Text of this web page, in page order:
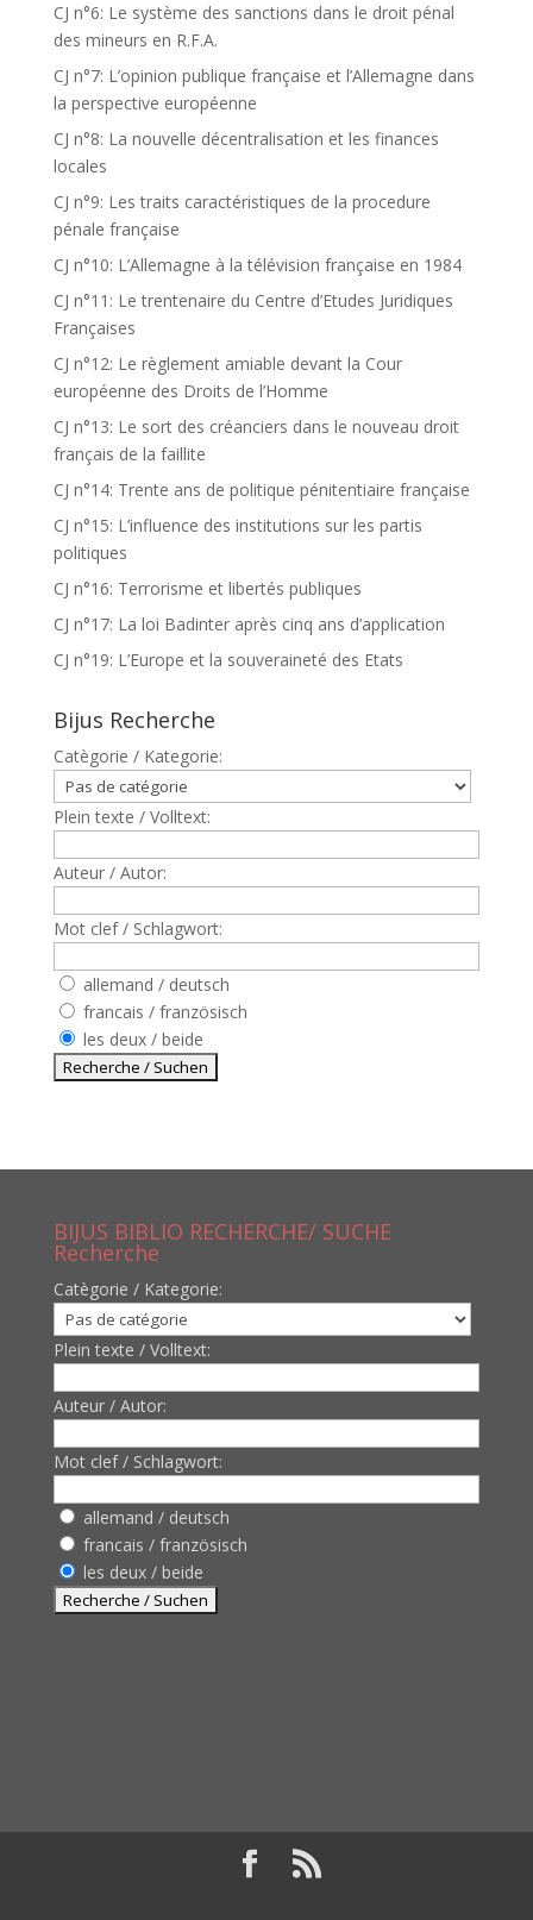
CJ n°6: Le système des sanctions dans le droit pénal
des mineurs en R.F.A.
CJ n°7: L’opinion publique française et l’Allemagne dans
la perspective européenne
CJ n°8: La nouvelle décentralisation et les finances
locales
CJ n°9: Les traits caractéristiques de la procedure
pénale française
CJ n°10: L’Allemagne à la télévision française en 1984
CJ n°11: Le trentenaire du Centre d’Etudes Juridiques
Françaises
CJ n°12: Le règlement amiable devant la Cour
européenne des Droits de l’Homme
CJ n°13: Le sort des créanciers dans le nouveau droit
français de la faillite
CJ n°14: Trente ans de politique pénitentiaire française
CJ n°15: L’influence des institutions sur les partis
politiques
CJ n°16: Terrorisme et libertés publiques
CJ n°17: La loi Badinter après cinq ans d’application
CJ n°19: L’Europe et la souveraineté des Etats
Bijus Recherche
Catègorie / Kategorie:
Plein texte / Volltext:
Auteur / Autor:
Mot clef / Schlagwort:
allemand / deutsch
francais / französisch
les deux / beide
BIJUS BIBLIO RECHERCHE/ SUCHE
Recherche
Catègorie / Kategorie:
Plein texte / Volltext:
Auteur / Autor:
Mot clef / Schlagwort:
allemand / deutsch
francais / französisch
les deux / beide